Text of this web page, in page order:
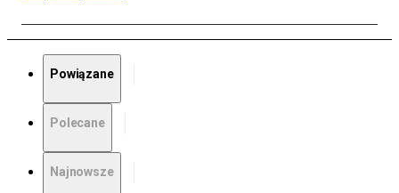
Powiązane
Polecane
Najnowsze